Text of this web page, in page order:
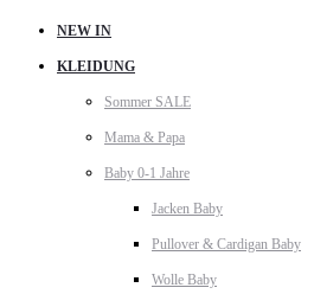
NEW IN
KLEIDUNG
Sommer SALE
Mama & Papa
Baby 0-1 Jahre
Jacken Baby
Pullover & Cardigan Baby
Wolle Baby